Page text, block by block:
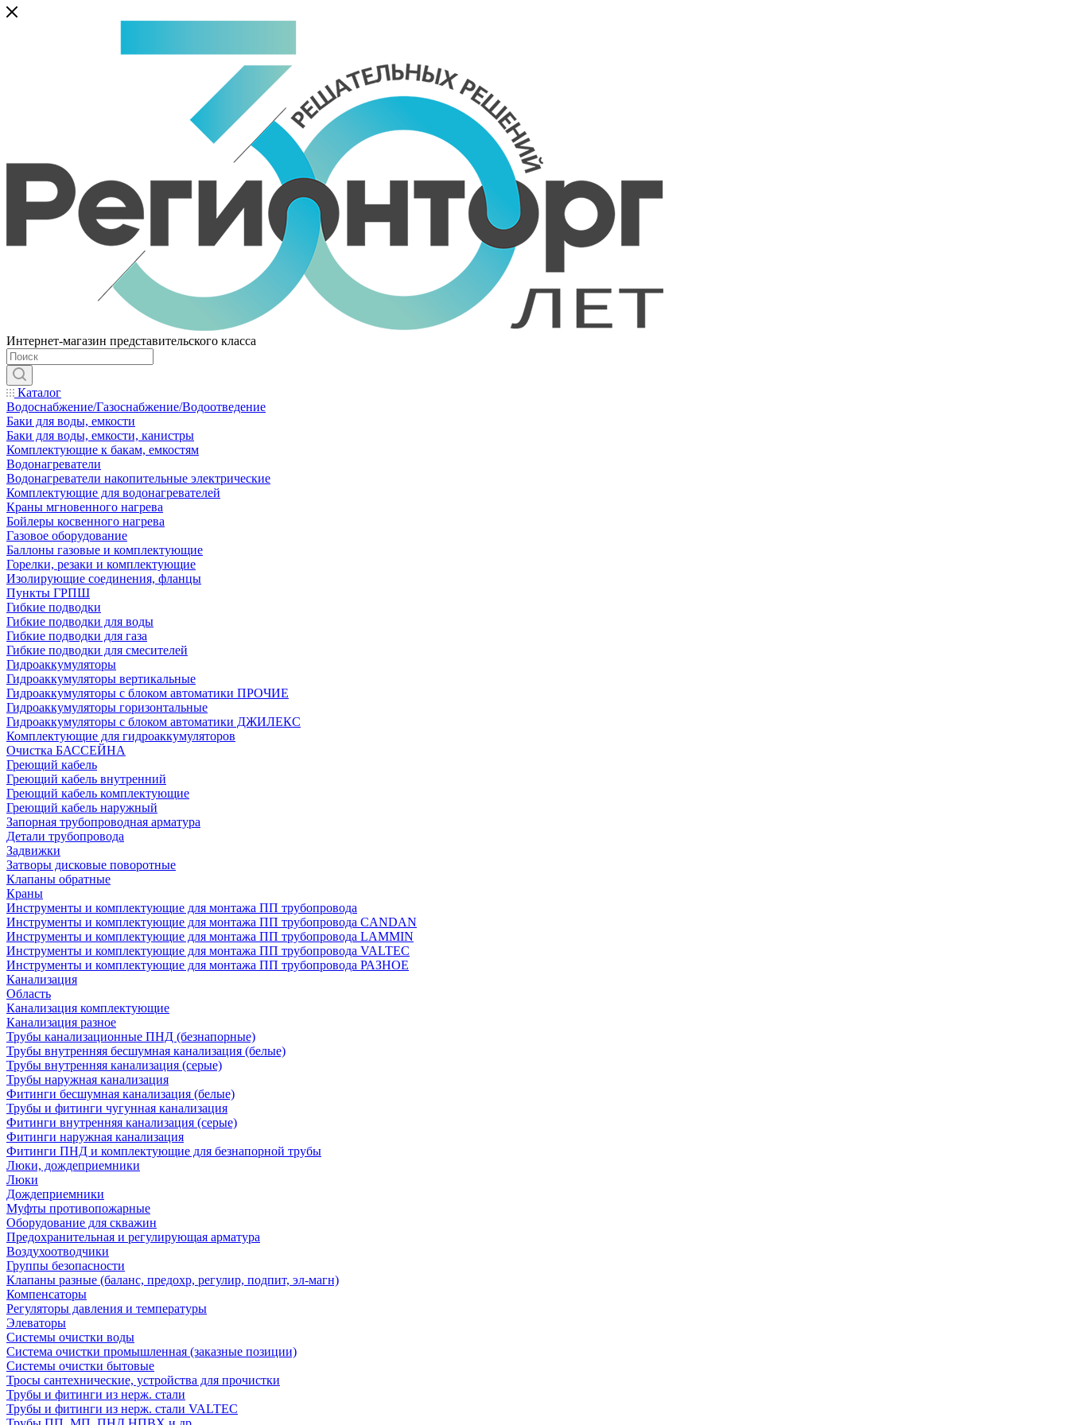
Интернет-магазин представительского класса
Каталог
Водоснабжение/Газоснабжение/Водоотведение
Баки для воды, емкости
Баки для воды, емкости, канистры
Комплектующие к бакам, емкостям
Водонагреватели
Водонагреватели накопительные электрические
Комплектующие для водонагревателей
Краны мгновенного нагрева
Бойлеры косвенного нагрева
Газовое оборудование
Баллоны газовые и комплектующие
Горелки, резаки и комплектующие
Изолирующие соединения, фланцы
Пункты ГРПШ
Гибкие подводки
Гибкие подводки для воды
Гибкие подводки для газа
Гибкие подводки для смесителей
Гидроаккумуляторы
Гидроаккумуляторы вертикальные
Гидроаккумуляторы с блоком автоматики ПРОЧИЕ
Гидроаккумуляторы горизонтальные
Гидроаккумуляторы с блоком автоматики ДЖИЛЕКС
Комплектующие для гидроаккумуляторов
Очистка БАССЕЙНА
Греющий кабель
Греющий кабель внутренний
Греющий кабель комплектующие
Греющий кабель наружный
Запорная трубопроводная арматура
Детали трубопровода
Задвижки
Затворы дисковые поворотные
Клапаны обратные
Краны
Инструменты и комплектующие для монтажа ПП трубопровода
Инструменты и комплектующие для монтажа ПП трубопровода CANDAN
Инструменты и комплектующие для монтажа ПП трубопровода LAMMIN
Инструменты и комплектующие для монтажа ПП трубопровода VALTEC
Инструменты и комплектующие для монтажа ПП трубопровода РАЗНОЕ
Канализация
Область
Канализация комплектующие
Канализация разное
Трубы канализационные ПНД (безнапорные)
Трубы внутренняя бесшумная канализация (белые)
Трубы внутренняя канализация (серые)
Трубы наружная канализация
Фитинги бесшумная канализация (белые)
Трубы и фитинги чугунная канализация
Фитинги внутренняя канализация (серые)
Фитинги наружная канализация
Фитинги ПНД и комплектующие для безнапорной трубы
Люки, дождеприемники
Люки
Дождеприемники
Муфты противопожарные
Оборудование для скважин
Предохранительная и регулирующая арматура
Воздухоотводчики
Группы безопасности
Клапаны разные (баланс, предохр, регулир, подпит, эл-магн)
Компенсаторы
Регуляторы давления и температуры
Элеваторы
Системы очистки воды
Система очистки промышленная (заказные позиции)
Системы очистки бытовые
Тросы сантехнические, устройства для прочистки
Трубы и фитинги из нерж. стали
Трубы и фитинги из нерж. стали VALTEC